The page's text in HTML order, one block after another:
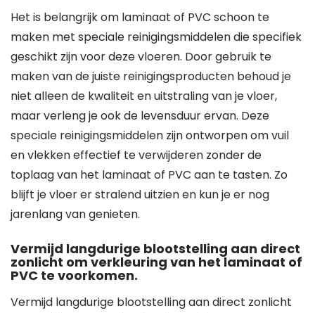
Het is belangrijk om laminaat of PVC schoon te
maken met speciale reinigingsmiddelen die specifiek
geschikt zijn voor deze vloeren. Door gebruik te
maken van de juiste reinigingsproducten behoud je
niet alleen de kwaliteit en uitstraling van je vloer,
maar verleng je ook de levensduur ervan. Deze
speciale reinigingsmiddelen zijn ontworpen om vuil
en vlekken effectief te verwijderen zonder de
toplaag van het laminaat of PVC aan te tasten. Zo
blijft je vloer er stralend uitzien en kun je er nog
jarenlang van genieten.
Vermijd langdurige blootstelling aan direct
zonlicht om verkleuring van het laminaat of
PVC te voorkomen.
Vermijd langdurige blootstelling aan direct zonlicht